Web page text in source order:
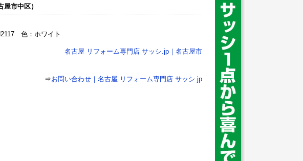
市中区）
色：ホワイト
名古屋 リフォーム専門店 サッシ.jp｜名古屋市
⇒お問い合わせ｜名古屋 リフォーム専門店 サッシ.jp